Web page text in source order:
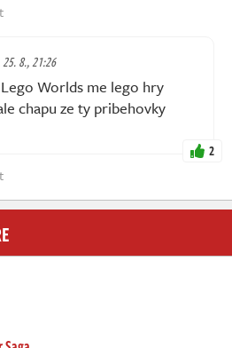
8., 21:26
Worlds me lego hry
chapu ze ty pribehovky
2